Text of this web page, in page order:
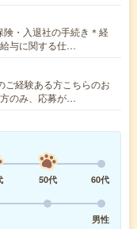
険・入退社の手続き＊経
与に関する仕…
ご経験ある方こちらのお
のみ、応募が…
50代
60代
男性